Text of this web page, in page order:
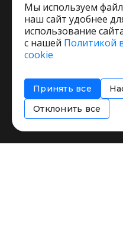
Соглашение
Политика
Мы используем
наш сайт удобнее
использование
с нашей Политикой
cookie
Принять все
Отклонить все